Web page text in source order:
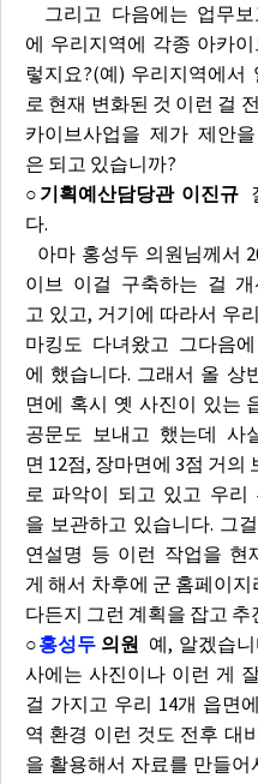
그리고 다음에는 업무
에 우리지역에 각종 아카
렇지요?(예) 우리지역에서
로 현재 변화된 것 이런 걸
카이브사업을 제가 제안
은 되고 있습니까?
○기획예산담당관 이진규
다.
아마 홍성두 의원님께서
이브 이걸 구축하는 걸
고 있고, 거기에 따라서 우
마킹도 다녀왔고 그다음
에 했습니다. 그래서 올 상
면에 혹시 옛 사진이 있는
공문도 보내고 했는데 사
면 12점, 장마면에 3점 거의
로 파악이 되고 있고 우리
을 보관하고 있습니다. 그
연설명 등 이런 작업을 현
게 해서 차후에 군 홈페이
다든지 그런 계획을 잡고
○홍성두 의원 예, 알겠습
사에는 사진이나 이런 게
걸 가지고 우리 14개 읍면
역 환경 이런 것도 전후 대
을 활용해서 자료를 만들